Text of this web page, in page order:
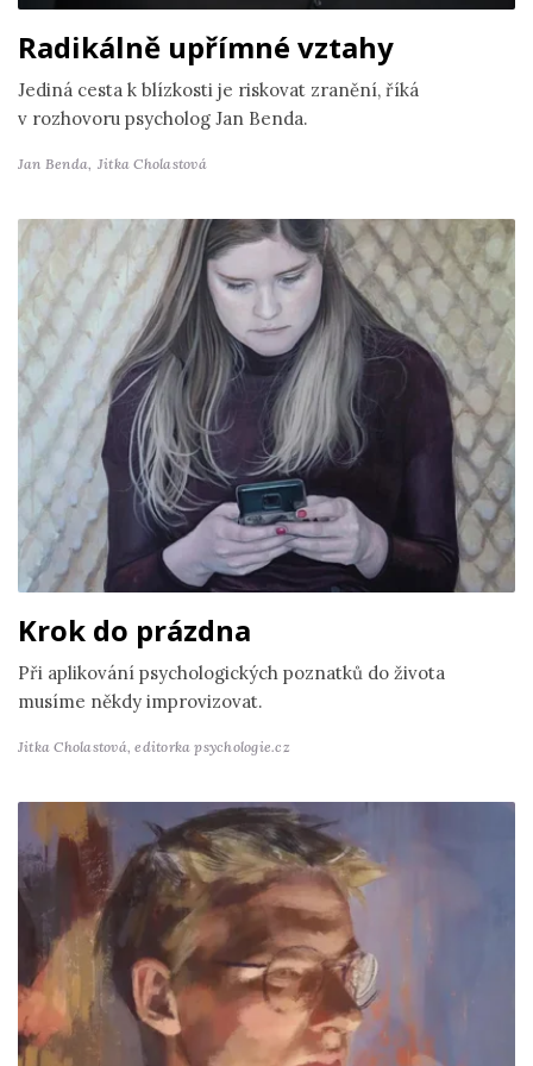
Radikálně upřímné vztahy
Jediná cesta k blízkosti je riskovat zranění, říká
v rozhovoru psycholog Jan Benda.
Jan Benda, Jitka Cholastová
Krok do prázdna
Při aplikování psychologických poznatků do života
musíme někdy improvizovat.
Jitka Cholastová,editorka psychologie.cz